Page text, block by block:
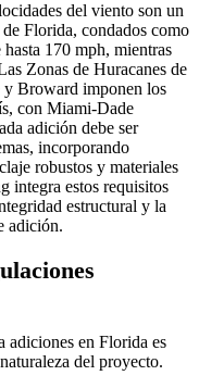
del viento son un
Florida, condados como
170 mph, mientras
Zonas de Huracanes de
Broward imponen los
con Miami-Dade
adición debe ser
incorporando
robustos y materiales
integra estos requisitos
estructural y la
adición.
adiciones en Florida es
del proyecto.